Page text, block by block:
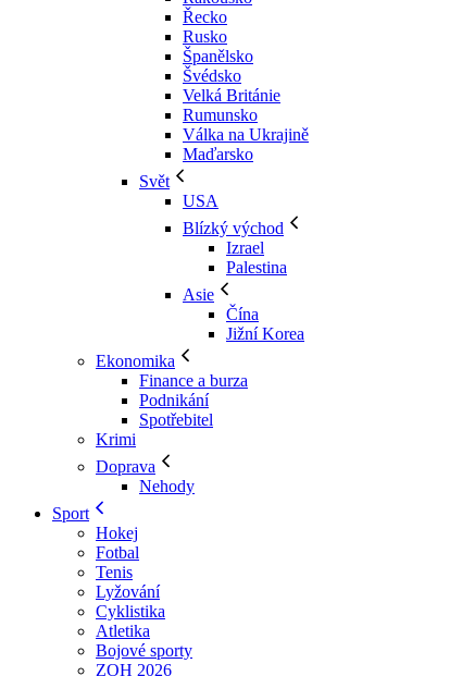
Řecko
Rusko
Španělsko
Švédsko
Velká Británie
Rumunsko
Válka na Ukrajině
Maďarsko
Svět
USA
Blízký východ
Izrael
Palestina
Asie
Čína
Jižní Korea
Ekonomika
Finance a burza
Podnikání
Spotřebitel
Krimi
Doprava
Nehody
Sport
Hokej
Fotbal
Tenis
Lyžování
Cyklistika
Atletika
Bojové sporty
ZOH 2026